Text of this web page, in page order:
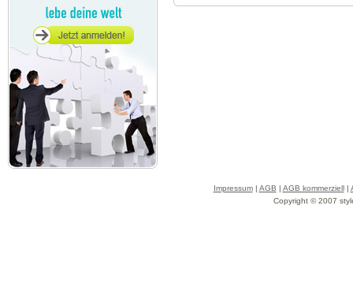
Impressum| AGB | AGB kommerziell|
Copyright © 2007